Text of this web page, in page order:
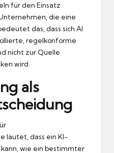
für den Einsatz
die eine
das, dass sich AI
regelkonforme
nicht zur Quelle
wird.
als
lautet, dass ein KI-
wie ein bestimmter